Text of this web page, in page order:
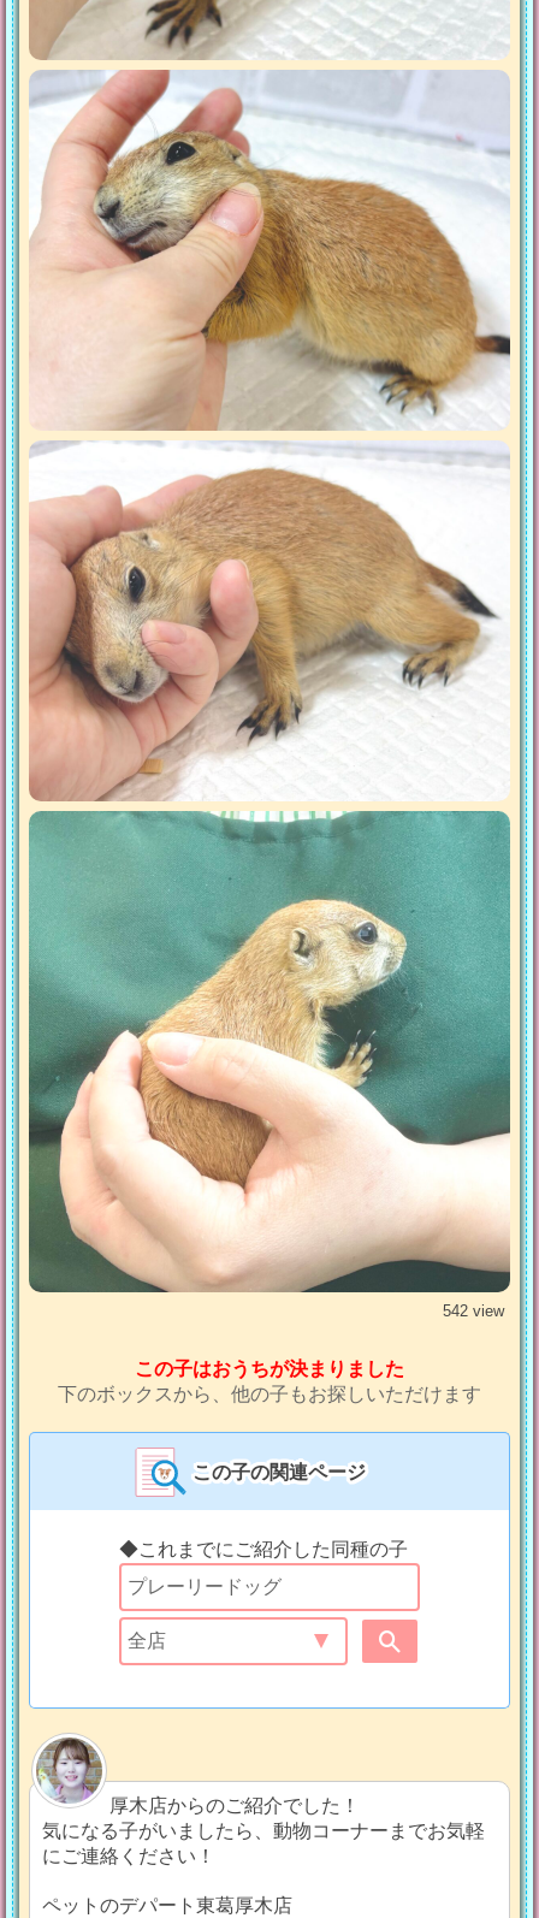
542 view
この子はおうちが決まりました
下のボックスから、他の子もお探しいただけます
この子の関連ページ
◆これまでにご紹介した同種の子
厚木店からのご紹介でした！
気になる子がいましたら、動物コーナーまでお気軽
にご連絡ください！
ペットのデパート東葛厚木店